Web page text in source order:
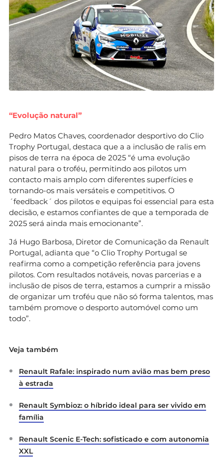
“Evolução natural”
Pedro Matos Chaves, coordenador desportivo do Clio
Trophy Portugal, destaca que a a inclusão de ralis em
pisos de terra na época de 2025 “é uma evolução
natural para o troféu, permitindo aos pilotos um
contacto mais amplo com diferentes superfícies e
tornando-os mais versáteis e competitivos. O
´feedback´ dos pilotos e equipas foi essencial para esta
decisão, e estamos confiantes de que a temporada de
2025 será ainda mais emocionante”.
Já Hugo Barbosa, Diretor de Comunicação da Renault
Portugal, adianta que “o Clio Trophy Portugal se
reafirma como a competição referência para jovens
pilotos. Com resultados notáveis, novas parcerias e a
inclusão de pisos de terra, estamos a cumprir a missão
de organizar um troféu que não só forma talentos, mas
também promove o desporto automóvel como um
todo”.
Veja também
Renault Rafale: inspirado num avião mas bem preso
à estrada
Renault Symbioz: o híbrido ideal para ser vivido em
família
Renault Scenic E-Tech: sofisticado e com autonomia
XXL